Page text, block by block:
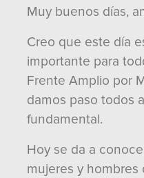
Muy buenos días,
Creo que este día
importante para
Frente Amplio por
damos paso todos
fundamental.
Hoy se da a
mujeres y